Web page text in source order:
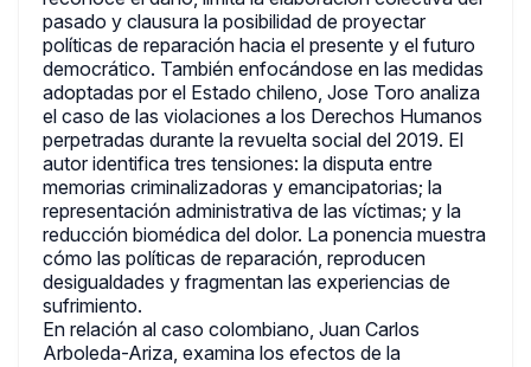
pasado y clausura la posibilidad de proyectar
políticas de reparación hacia el presente y el futuro
democrático. También enfocándose en las medidas
adoptadas por el Estado chileno, Jose Toro analiza
el caso de las violaciones a los Derechos Humanos
perpetradas durante la revuelta social del 2019. El
autor identifica tres tensiones: la disputa entre
memorias criminalizadoras y emancipatorias; la
representación administrativa de las víctimas; y la
reducción biomédica del dolor. La ponencia muestra
cómo las políticas de reparación, reproducen
desigualdades y fragmentan las experiencias de
sufrimiento.
En relación al caso colombiano, Juan Carlos
Arboleda-Ariza, examina los efectos de la